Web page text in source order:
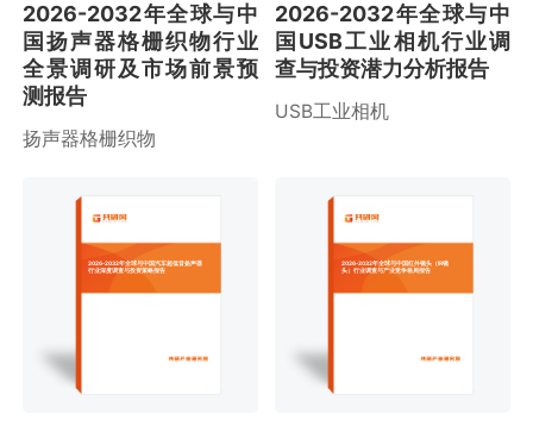
2026-2032年全球与中
国扬声器格栅织物行业
全景调研及市场前景预
测报告
扬声器格栅织物
2026-2032年全球与中
国USB工业相机行业调
查与投资潜力分析报告
USB工业相机
2026-2032年全球与中国汽车超低音扬声器
行业深度调查与投资策略报告
2026-2032年全球与中国红外镜头（IR镜
头）行业调查与产业竞争格局报告